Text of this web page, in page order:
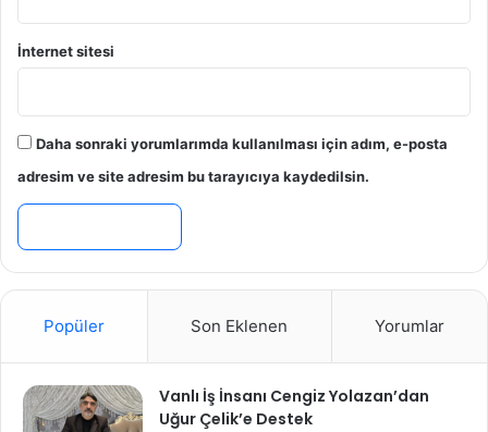
İnternet sitesi
Daha sonraki yorumlarımda kullanılması için adım, e-posta
adresim ve site adresim bu tarayıcıya kaydedilsin.
Popüler Son Eklenen Yorumlar
Vanlı İş İnsanı Cengiz Yolazan’dan
Uğur Çelik’e Destek